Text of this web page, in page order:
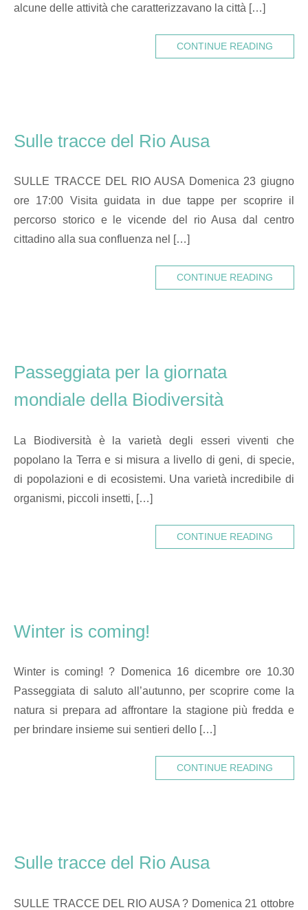
alcune delle attività che caratterizzavano la città […]
CONTINUE READING
Sulle tracce del Rio Ausa
SULLE TRACCE DEL RIO AUSA Domenica 23 giugno
ore 17:00 Visita guidata in due tappe per scoprire il
percorso storico e le vicende del rio Ausa dal centro
cittadino alla sua confluenza nel […]
CONTINUE READING
Passeggiata per la giornata
mondiale della Biodiversità
La Biodiversità è la varietà degli esseri viventi che
popolano la Terra e si misura a livello di geni, di specie,
di popolazioni e di ecosistemi. Una varietà incredibile di
organismi, piccoli insetti, […]
CONTINUE READING
Winter is coming!
Winter is coming! ? Domenica 16 dicembre ore 10.30
Passeggiata di saluto all’autunno, per scoprire come la
natura si prepara ad affrontare la stagione più fredda e
per brindare insieme sui sentieri dello […]
CONTINUE READING
Sulle tracce del Rio Ausa
SULLE TRACCE DEL RIO AUSA ? Domenica 21 ottobre